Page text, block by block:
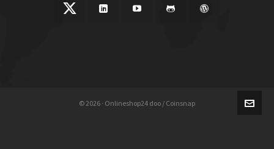
© 2026 · Onlineshop24 doo / Coinsnap